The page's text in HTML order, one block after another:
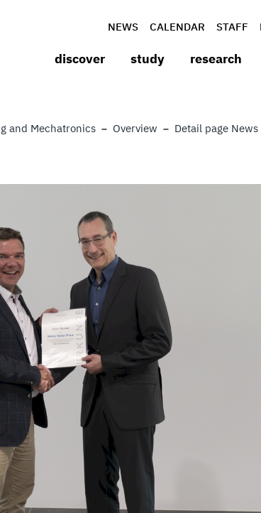
NEWS CALENDAR STAFF
discover study research
and Mechatronics Overview Detail page News